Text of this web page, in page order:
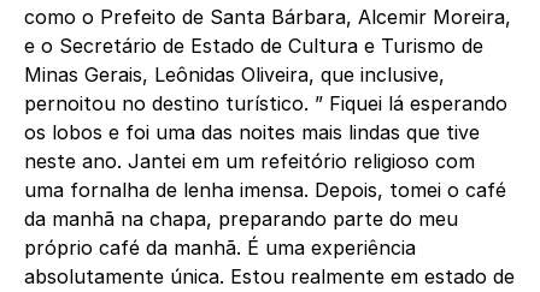
como o Prefeito de Santa Bárbara, Alcemir Moreira,
e o Secretário de Estado de Cultura e Turismo de
Minas Gerais, Leônidas Oliveira, que inclusive,
pernoitou no destino turístico. ” Fiquei lá esperando
os lobos e foi uma das noites mais lindas que tive
neste ano. Jantei em um refeitório religioso com
uma fornalha de lenha imensa. Depois, tomei o café
da manhã na chapa, preparando parte do meu
próprio café da manhã. É uma experiência
absolutamente única. Estou realmente em estado de